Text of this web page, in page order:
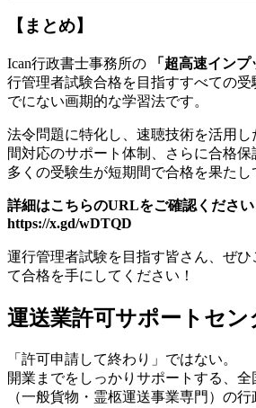
【まとめ】
Ican行政書士事務所の 「超高速インプ
行管理者試験合格を目指すすべての受
でにない画期的な学習法です。
法令問題に特化し、速聴技術を活用
間対応のサポート体制、さらに合格保
多くの受験生が短期間で合格を果たし
詳細はこちらのURLをご確認ください
https://x.gd/wDTQD
運行管理者試験を目指す皆さん、ぜ
て合格を手にしてください！
運送業許可サポートセン
「許可申請して終わり」ではない。
開業までをしっかりサポートする、
（一般貨物・霊柩運送事業専門）の行